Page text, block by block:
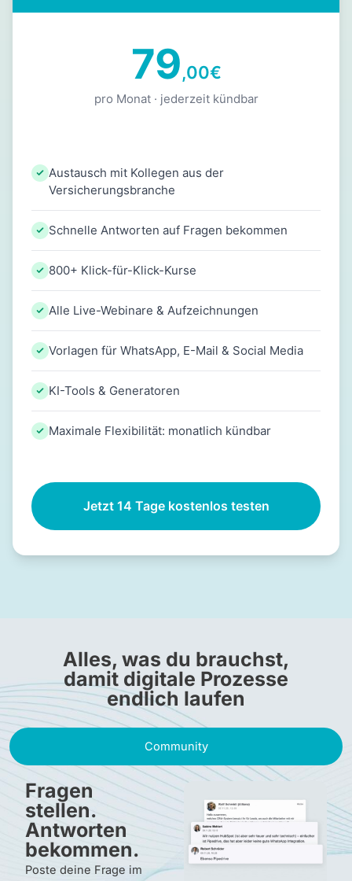
79,00€
pro Monat · jederzeit kündbar
Austausch mit Kollegen aus der
Versicherungsbranche
Schnelle Antworten auf Fragen bekommen
800+ Klick-für-Klick-Kurse
Alle Live-Webinare & Aufzeichnungen
Vorlagen für WhatsApp, E-Mail & Social Media
KI-Tools & Generatoren
Maximale Flexibilität: monatlich kündbar
Jetzt 14 Tage kostenlos testen
Alles, was du brauchst,
damit digitale Prozesse
endlich laufen
Community
Fragen
stellen.
Antworten
bekommen.
Poste deine Frage im